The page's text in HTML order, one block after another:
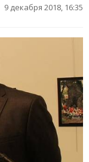
9 декабря 2018, 16:35